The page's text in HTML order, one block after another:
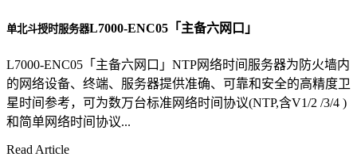
单北斗授时服务器L7000-ENC05「主备六网口」
L7000-ENC05「主备六网口」NTP网络时间服务器为防火墙内
的网络设备、终端、服务器提供准确、可靠和安全的高精度卫
星时间参考，可为数万台标准网络时间协议(NTP,含V1/2 /3/4 )
和简单网络时间协议...
Read Article